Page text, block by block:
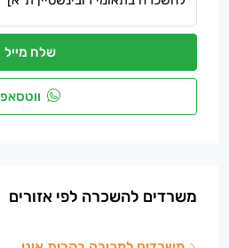
שלח מייל
ווטסאפ
משרדים להשכרה לפי אזורים